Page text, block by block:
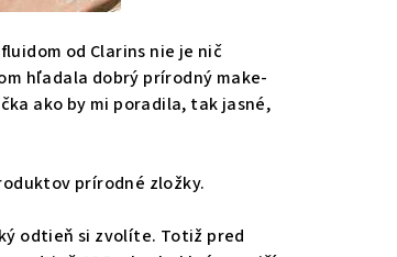
od Clarins nie je nič
hľadala dobrý prírodný make-
ako by mi poradila, tak jasné,
prírodné zložky.
odtieň si zvolíte. Totiž pred